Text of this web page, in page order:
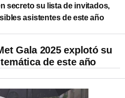
secreto su lista de invitados,
asistentes de este año
Gala 2025 explotó su
de este año